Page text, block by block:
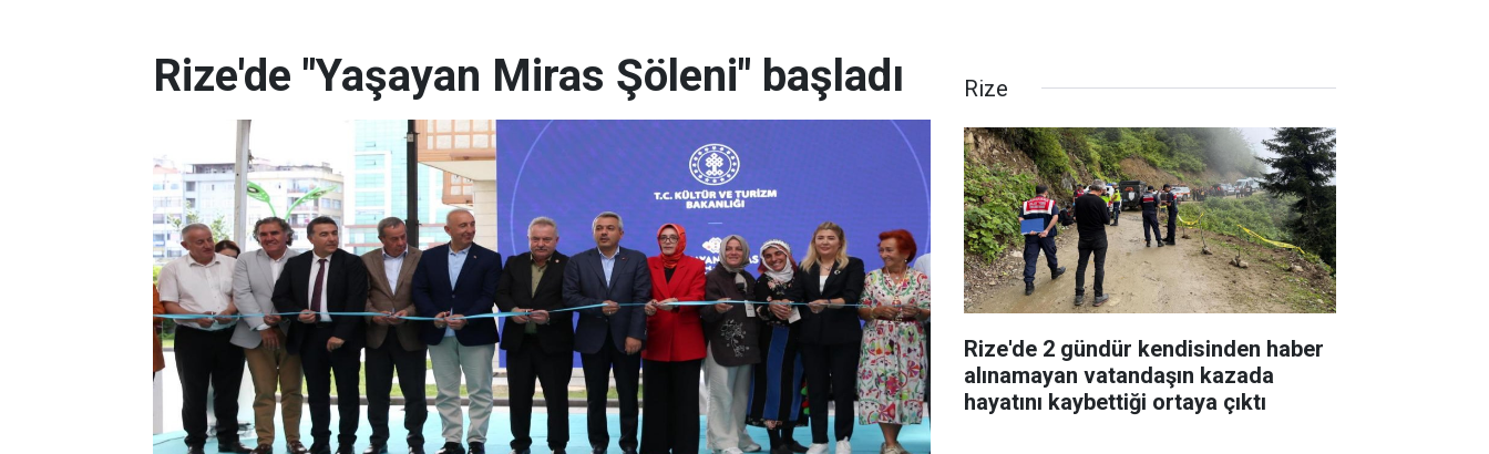
Rize'de "Yaşayan Miras Şöleni" başladı Rize
Rize'de 2 gündür kendisinden haber
alınamayan vatandaşın kazada
hayatını kaybettiği ortaya çıktı